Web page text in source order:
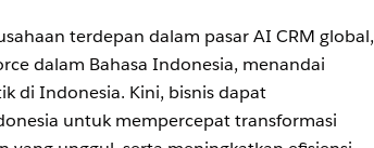
terdepan dalam pasar AI CRM global,
dalam Bahasa Indonesia, menandai
di Indonesia. Kini, bisnis dapat
untuk mempercepat transformasi